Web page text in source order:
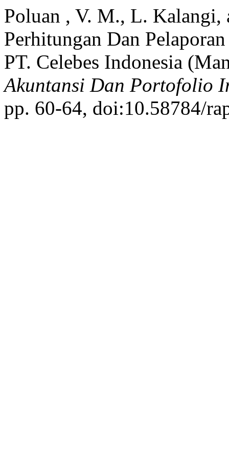
Poluan , V. M., L. Kalangi,
Perhitungan Dan
PT. Celebes Indonesia
Akuntansi Dan Portofolio
pp. 60-64, doi:10.58784/